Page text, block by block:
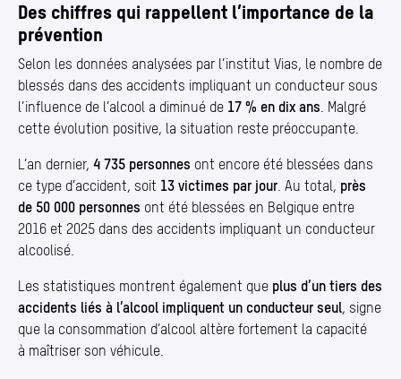
Des chiffres qui rappellent l’importance de la
prévention
Selon les données analysées par l’institut Vias, le nombre de
blessés dans des accidents impliquant un conducteur sous
l’influence de l’alcool a diminué de 17 % en dix ans . Malgré
cette évolution positive, la situation reste préoccupante.
L’an dernier, 4 735 personnes ont encore été blessées dans
ce type d’accident, soit 13 victimes par jour . Au total, près
de 50 000 personnes ont été blessées en Belgique entre
2016 et 2025 dans des accidents impliquant un conducteur
alcoolisé.
Les statistiques montrent également que plus d’un tiers des
accidents liés à l’alcool impliquent un conducteur seul, signe
que la consommation d’alcool altère fortement la capacité
à maîtriser son véhicule.